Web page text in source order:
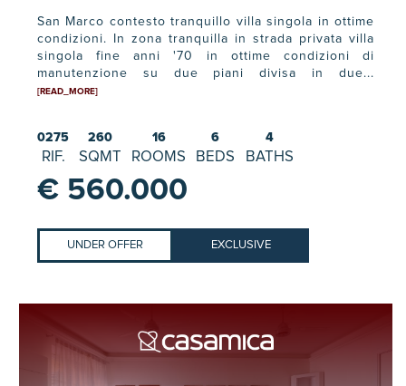
San Marco contesto tranquillo villa singola in ottime
condizioni. In zona tranquilla in strada privata villa
singola fine anni '70 in ottime condizioni di
manutenzione su due piani divisa in due...
[READ_MORE]
0275
RIF.
260
SQMT
16
ROOMS
6
BEDS
4
BATHS
€ 560.000
UNDER OFFER EXCLUSIVE